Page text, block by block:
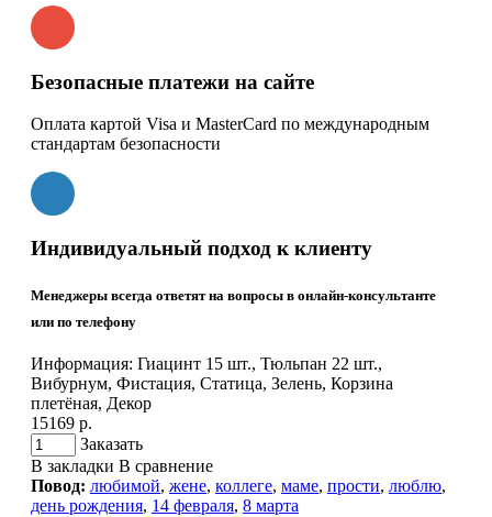
Безопасные платежи на сайте
Оплата картой Visa и MasterCard по международным
стандартам безопасности
Индивидуальный подход к клиенту
Менеджеры всегда ответят на вопросы в онлайн-консультанте
или по телефону
Информация: Гиацинт 15 шт., Тюльпан 22 шт.,
Вибурнум, Фистация, Статица, Зелень, Корзина
плетёная, Декор
15169 р.
Заказать
В закладки В сравнение
Повод: любимой, жене, коллеге, маме, прости, люблю,
день рождения, 14 февраля, 8 марта